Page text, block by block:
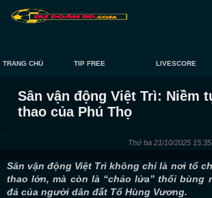
TRANG CHỦ TIP FREE LIVESCORE
Sân vận động Việt Trì: Niềm
thao của Phú Thọ
Thứ ba 21/10/2025
Sân vận động Việt Trì không chỉ là nơi tổ
thao lớn, mà còn là “chảo lửa” thổi bùng
đá của người dân đất Tổ Hùng Vương.